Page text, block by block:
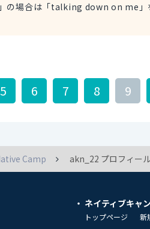
」の場合は「talking down on me
り、状態を示します。 例） He is
5 6 7 8 9
Camp akn_22 プロフィー
ネイティブキャ
トップページ 新